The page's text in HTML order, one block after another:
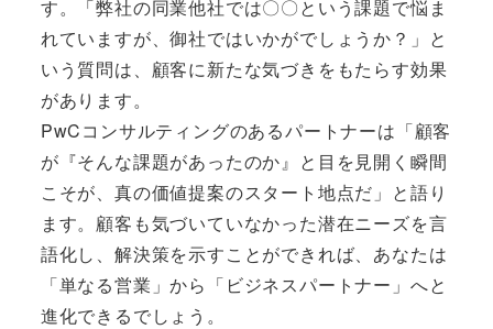
す。「弊社の同業他社では〇〇という課題で悩ま
れていますが、御社ではいかがでしょうか？」と
いう質問は、顧客に新たな気づきをもたらす効果
があります。
PwCコンサルティングのあるパートナーは「顧客
が『そんな課題があったのか』と目を見開く瞬間
こそが、真の価値提案のスタート地点だ」と語り
ます。顧客も気づいていなかった潜在ニーズを言
語化し、解決策を示すことができれば、あなたは
「単なる営業」から「ビジネスパートナー」へと
進化できるでしょう。